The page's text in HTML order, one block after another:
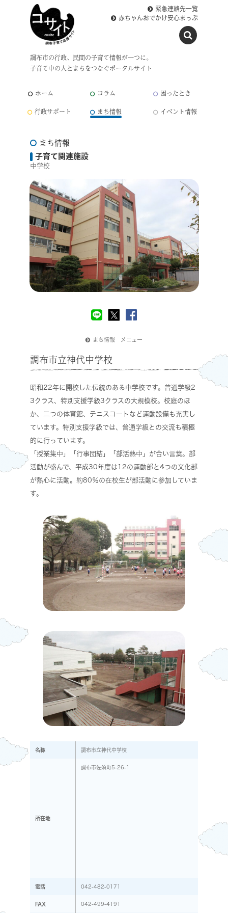
調布市の行政、民間の子育て情報が一つに。
子育て中の人とまちをつなぐポータルサイト
緊急連絡先一覧
赤ちゃんおでかけ安心まっぷ
ホーム コラム
困ったとき
行政サポート
まち情報 イベント情報
まち情報
子育て関連施設
中学校
まち情報 メニュー
調布市立神代中学校
昭和22年に開校した伝統のある中学校です。普通学級2
3クラス、特別支援学級3クラスの大規模校。校庭のほ
か、二つの体育館、テニスコートなど運動設備も充実し
ています。特別支援学級では、普通学級との交流も積極
的に行っています。
「授業集中」「行事団結」「部活熱中」が合い言葉。部
活動が盛んで、平成30年度は12の運動部と4つの文化部
が熱心に活動。約80％の在校生が部活動に参加していま
す。
名称 調布市立神代中学校
所在地
調布市佐須町5-26-1
電話 042-482-0171
FAX 042-499-4191